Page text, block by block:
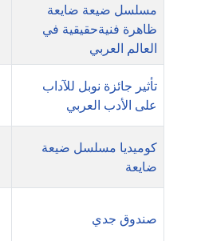
مدونة أمل الجزائرية
متوفي
مدونة أمل الخولي
عاملة
مدونة أمل درويش
عاملة
مسلسل ضيعة ضايعة
ظاهرة فنيةحقيقية في
العالم العربي
تأثير جائزة نوبل للآداب
على الأدب العربي
كوميديا مسلسل ضيعة
ضايعة
صندوق جدي